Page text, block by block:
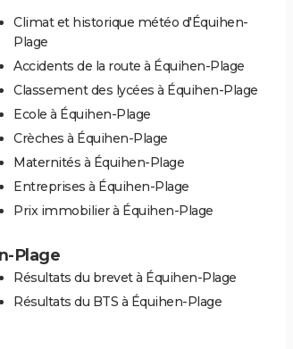
Climat et historique météo d'Équihen-
Plage
Accidents de la route à Équihen-Plage
Classement des lycées à Équihen-Plage
Ecole à Équihen-Plage
Crèches à Équihen-Plage
Maternités à Équihen-Plage
Entreprises à Équihen-Plage
Prix immobilier à Équihen-Plage
Plage
Résultats du brevet à Équihen-Plage
Résultats du BTS à Équihen-Plage